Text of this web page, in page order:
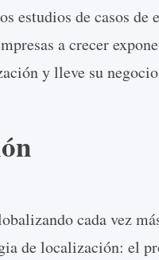
estudios de casos
a crecer
y lleve su
cada vez
de localización: el